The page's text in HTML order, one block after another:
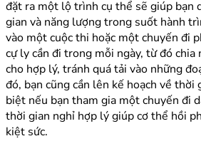
đặt ra một lộ trình cụ thể sẽ giúp bạn
gian và năng lượng trong suốt hành
vào một cuộc thi hoặc một chuyến đi
cự ly cần đi trong mỗi ngày, từ đó chia
cho hợp lý, tránh quá tải vào những
đó, bạn cũng cần lên kế hoạch về thời
biệt nếu bạn tham gia một chuyến đi
thời gian nghỉ hợp lý giúp cơ thể hồi
kiệt sức.